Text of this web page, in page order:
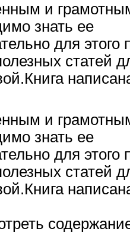
и
знать ее
для этого
и
знать ее
для этого